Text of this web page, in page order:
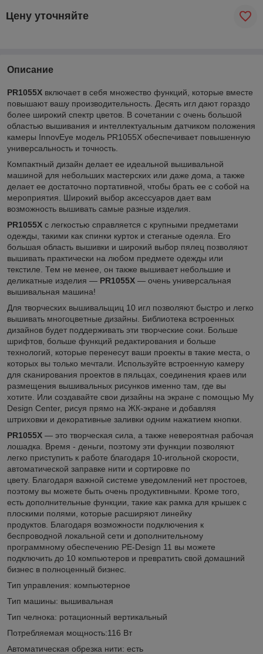
Цену уточняйте
Описание
PR1055X включает в себя множество функций, которые вместе
повышают вашу производительность. Десять игл дают гораздо
более широкий спектр цветов. В сочетании с очень большой
областью вышивания и интеллектуальным датчиком положения
камеры InnovEye модель PR1055X обеспечивает повышенную
универсальность и точность.
Компактный дизайн делает ее идеальной вышивальной
машиной для небольших мастерских или даже дома, а также
делает ее достаточно портативной, чтобы брать ее с собой на
мероприятия. Широкий выбор аксессуаров дает вам
возможность вышивать самые разные изделия.
PR1055X с легкостью справляется с крупными предметами
одежды, такими как спинки курток и стеганые одеяла. Его
большая область вышивки и широкий выбор пялец позволяют
вышивать практически на любом предмете одежды или
текстиле. Тем не менее, он также вышивает небольшие и
деликатные изделия — PR1055X — очень универсальная
вышивальная машина!
Для творческих вышивальщиц 10 игл позволяют быстро и легко
вышивать многоцветные дизайны. Библиотека встроенных
дизайнов будет поддерживать эти творческие соки. Больше
шрифтов, больше функций редактирования и больше
технологий, которые перенесут ваши проекты в такие места, о
которых вы только мечтали. Используйте встроенную камеру
для сканирования проектов в пяльцах, соединения краев или
размещения вышивальных рисунков именно там, где вы
хотите. Или создавайте свои дизайны на экране с помощью My
Design Center, рисуя прямо на ЖК-экране и добавляя
штриховки и декоративные заливки одним нажатием кнопки.
PR1055X — это творческая сила, а также невероятная рабочая
лошадка. Время - деньги, поэтому эти функции позволяют
легко приступить к работе благодаря 10-игольной скорости,
автоматической заправке нити и сортировке по
цвету. Благодаря важной системе уведомлений нет простоев,
поэтому вы можете быть очень продуктивными. Кроме того,
есть дополнительные функции, такие как рамка для крышек с
плоскими полями, которые расширяют линейку
продуктов. Благодаря возможности подключения к
беспроводной локальной сети и дополнительному
программному обеспечению PE-Design 11 вы можете
подключить до 10 компьютеров и превратить свой домашний
бизнес в полноценный бизнес.
Тип управления: компьютерное
Тип машины: вышивальная
Тип челнока: ротационный вертикальный
Потребляемая мощность:116 Вт
Автоматическая обрезка нити: есть